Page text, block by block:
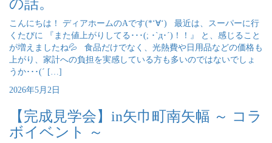
の話。
こんにちは！ ディアホームのAです(*‘∀‘) 最近は、スーパーに行
くたびに 『また値上がりしてる･･･(; ･`д･´)！！』 と、感じること
が増えましたね💦 食品だけでなく、光熱費や日用品などの価格も
上がり、家計への負担を実感している方も多いのではないでしょ
うか･･･(´ […]
2026年5月2日
【完成見学会】in矢巾町南矢幅 ～ コラ
ボイベント ～